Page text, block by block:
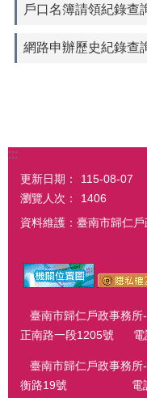
戶口名簿請領紀錄查
網路申辦歷史紀錄查
:::
更新日期：
115-08-07
瀏覽人次：
1406
資料維護：臺南市歸仁
臺南市歸仁戶政事務所
正南路一段1205號 電
臺南市歸仁戶政事務所
衡路19號 電話：